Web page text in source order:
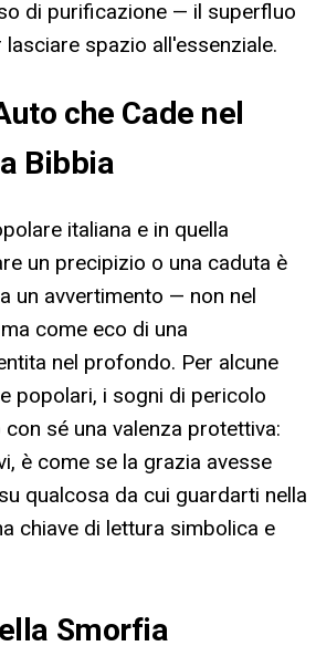
di purificazione — il superfluo
spazio all'essenziale.
che Cade nel
Bibbia
italiana e in quella
un precipizio o una caduta è
un avvertimento — non nel
come eco di una
nel profondo. Per alcune
popolari, i sogni di pericolo
sé una valenza protettiva:
è come se la grazia avesse
qualcosa da cui guardarti nella
chiave di lettura simbolica e
Smorfia